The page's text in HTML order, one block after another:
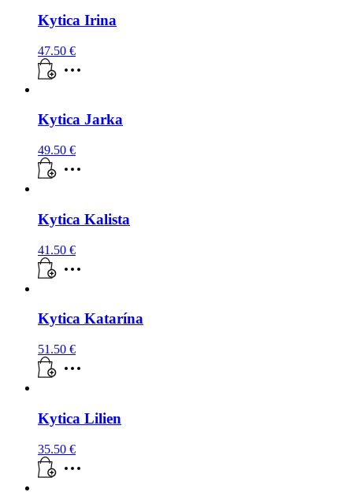
Kytica Irina
47.50 €
Kytica Jarka
49.50 €
Kytica Kalista
41.50 €
Kytica Katarína
51.50 €
Kytica Lilien
35.50 €